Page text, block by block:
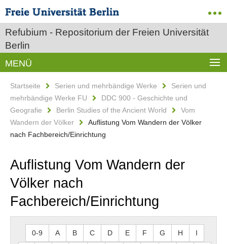
Refubium - Repositorium der Freien Universität
Berlin
MENÜ
Startseite Serien und mehrbändige Werke
Serien und
mehrbändige Werke FU
DDC 900 - Geschichte und
Geografie
Berlin Studies of the Ancient World
Vom
Wandern der Völker
Auflistung Vom Wandern der Völker
nach Fachbereich/Einrichtung
Auflistung Vom Wandern der
Völker nach
Fachbereich/Einrichtung
0-9 A B C D E F G H I